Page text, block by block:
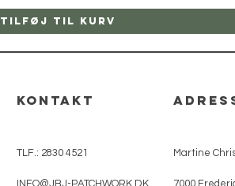
Tilføj til kurv
kontakt
TLF.: 2830 4521
INFO@JBJ-PATCHWORK.DK
Martine
7000